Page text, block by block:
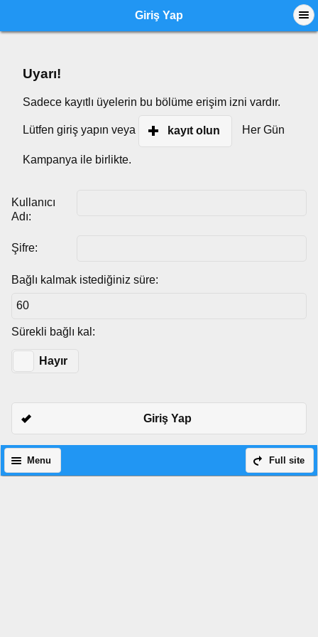
Giriş Yap
Uyarı!
Sadece kayıtlı üyelerin bu bölüme erişim izni vardır.
Lütfen giriş yapın veya kayıt olun Her Gün
Kampanya ile birlikte.
Kullanıcı
Adı:
Şifre:
Bağlı kalmak istediğiniz süre:
Sürekli bağlı kal:
Hayır
Giriş Yap
Full site
Menu